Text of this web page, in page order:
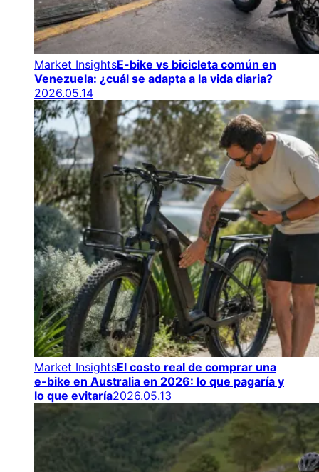
Market InsightsE-bike vs bicicleta común en
Venezuela: ¿cuál se adapta a la vida diaria?
2026.05.14
Market InsightsEl costo real de comprar una
e-bike en Australia en 2026: lo que pagaría y
lo que evitaría2026.05.13